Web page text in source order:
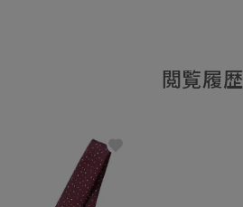
閲覧履歴